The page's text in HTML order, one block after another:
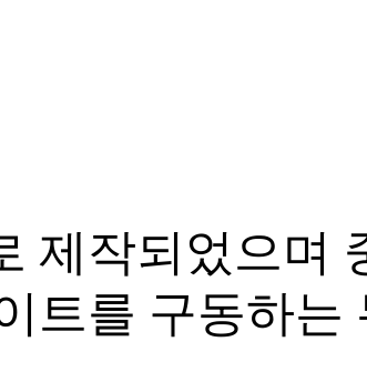
제작되었으며
트를 구동하는